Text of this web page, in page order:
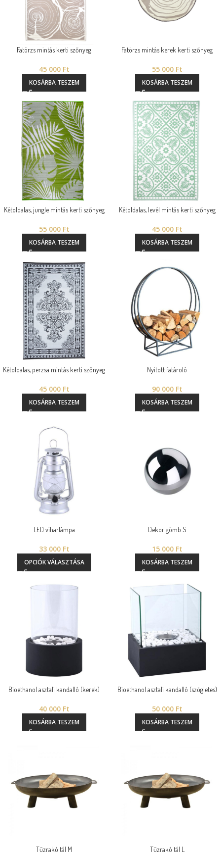
Fatörzs mintás kerti szőnyeg
45 000 Ft
KOSÁRBA TESZEM
Fatörzs mintás kerek kerti szőnyeg
55 000 Ft
KOSÁRBA TESZEM
Kétoldalas, jungle mintás kerti szőnyeg
55 000 Ft
KOSÁRBA TESZEM
Kétoldalas, levél mintás kerti szőnyeg
45 000 Ft
KOSÁRBA TESZEM
Kétoldalas, perzsa mintás kerti szőnyeg
45 000 Ft
KOSÁRBA TESZEM
Nyitott fatároló
90 000 Ft
KOSÁRBA TESZEM
LED viharlámpa
33 000 Ft
OPCIÓK VÁLASZTÁSA
Dekor gömb S
15 000 Ft
KOSÁRBA TESZEM
Bioethanol asztali kandalló (kerek)
40 000 Ft
KOSÁRBA TESZEM
Bioethanol asztali kandalló (szögletes)
50 000 Ft
KOSÁRBA TESZEM
Tűzrakó tál M Tűzrakó tál L